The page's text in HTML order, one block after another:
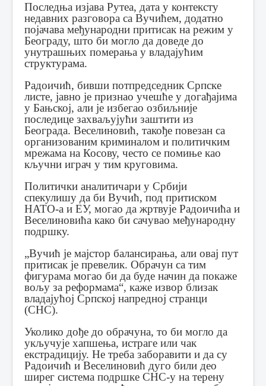
Последња изјава Рутеа, дата у контексту
недавних разговора са Вучићем, додатно
појачава међународни притисак на режим у
Београду, што би могло да доведе до
унутрашњих померања у владајућим
структурама.
Радоичић, бивши потпредседник Српске
листе, јавно је признао учешће у догађајима
у Бањској, али је избегао озбиљније
последице захваљујући заштити из
Београда. Веселиновић, такође повезан са
организованим криминалом и политичким
мрежама на Косову, често се помиње као
кључни играч у тим круговима.
Политички аналитичари у Србији
спекулишу да би Вучић, под притиском
НАТО-а и ЕУ, могао да жртвује Радоичића и
Веселиновића како би сачувао међународну
подршку.
„Вучић је мајстор балансирања, али овај пут
притисак је превелик. Обрачун са тим
фигурама могао би да буде начин да покаже
вољу за реформама“, каже извор близак
владајућој Српској напредној странци
(СНС).
Уколико дође до обрачуна, то би могло да
укључује хапшења, истраге или чак
екстрадицију. Не треба заборавити и да су
Радоичић и Веселиновић дуго били део
ширег система подршке СНС-у на терену